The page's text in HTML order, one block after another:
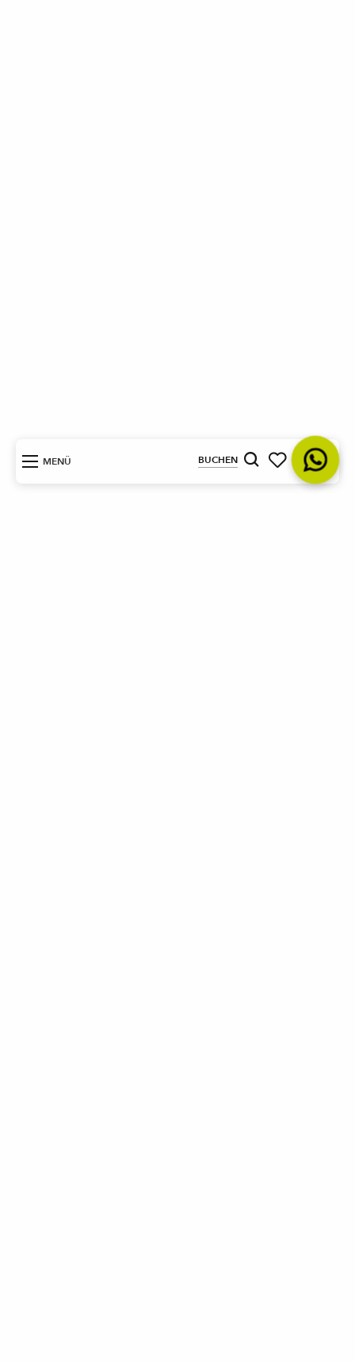
MENÜ BUCHEN
Voir les favoris
DE